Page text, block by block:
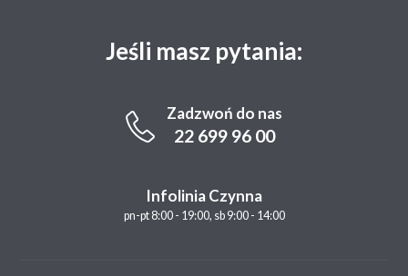
Jeśli masz pytania:
Zadzwoń do nas
22 699 96 00
Infolinia Czynna
pn-pt 8:00 - 19:00, sb 9:00 - 14:00